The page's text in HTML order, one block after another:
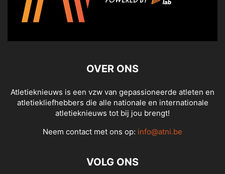
OVER ONS
Atletieknieuws is een vzw van gepassioneerde atleten en
atletiekliefhebbers die alle nationale en internationale
atletieknieuws tot bij jou brengt!
Neem contact met ons op: info@atni.be
VOLG ONS